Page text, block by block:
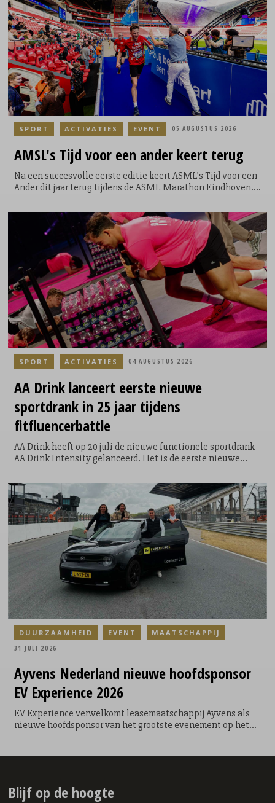
AMSL's Tijd voor een ander keert terug
Na een succesvolle eerste editie keert ASML’s Tijd voor een
Ander dit jaar terug tijdens de ASML Marathon Eindhoven.
een extra ronde te lopen door het Philips Stadion. Een
symbolische, maar krachtige toevoeging aan hun race; niet
voor zichzelf, maar voor een ander. Door de extra ronde te
lopen kunnen de lopers geld ophalen en direct bijdragen
aan een goed doel. Voor elke loper die door het Philips
Stadion loopt, doneert ASML €5.
SPORT ACTIVATIES EVENT 05 AUGUSTUS 2026
AA Drink lanceert eerste nieuwe
sportdrank in 25 jaar tijdens
fitfluencerbattle
AA Drink heeft op 20 juli de nieuwe functionele sportdrank
AA Drink Intensity gelanceerd. Het is de eerste nieuwe
assortiment toevoegt. De introductie vond plaats tijdens de
allereerste AA Drink Intensity Games: een speciaal
ontwikkelde sportwedstrijd waarin twintig fitfluencers,
sporters en creators uit Nederland en België het tegen
elkaar opnamen.
SPORT ACTIVATIES 04 AUGUSTUS 2026
Ayvens Nederland nieuwe hoofdsponsor
EV Experience 2026
EV Experience verwelkomt leasemaatschappij Ayvens als
nieuwe hoofdsponsor van het grootste evenement op het
om zowel zakelijke als particuliere bezoekers te inspireren,
DUURZAAMHEID EVENT MAATSCHAPPIJ
31 JULI 2026
Blijf op de hoogte